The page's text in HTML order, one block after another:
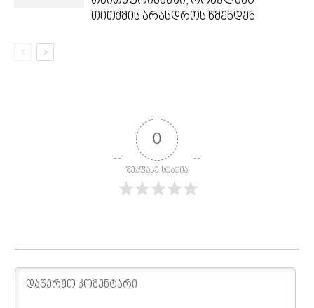
თითქმის არასდროს წმენდენ
0
შეაფასე სტატია